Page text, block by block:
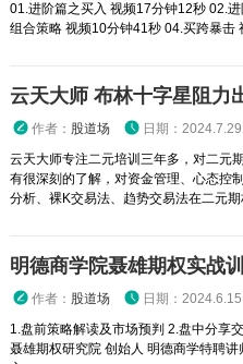
01.进阶篇之买入 视频17分钟12秒 02.
组合策略 视频10分钟41秒 04.买跨暴击
作者： 股道场 日期：2024.7.29
云天大师专注二元培训三年多，对二元
有很深刻的了解，对资金管理、心态控
分析、裸K交易法、趋势交易法在二元
明德商学院聂雄期权实战
作者： 股道场 日期：2024.6.15
1.盘前策略解读及市场预判 2.盘中分享
聂雄期权研究院 创始人 明德商学特聘